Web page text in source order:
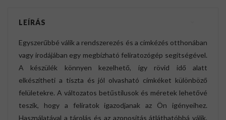
LEÍRÁS
Egyszerűbbé válik a rendszerezés és a címkézés otthonában
vagy irodájában egy megbízható feliratozógép segítségével.
A készülék könnyen kezelhető, így rövid idő alatt
elkészítheti a tiszta és jól olvasható címkéket különböző
felületekre. A változatos betűstílusok és méretek lehetővé
teszik, hogy a feliratok igazodjanak az Ön igényeihez.
Használatával a tárolás és az azonosítás átláthatóbbá válik,